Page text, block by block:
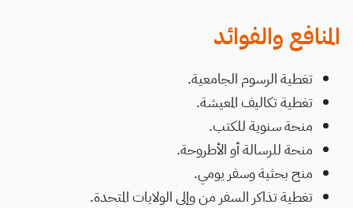
المنافع والفوائد
تغطية الرسوم الجامعية.
تغطية تكاليف المعيشة.
منحة سنوية للكتب.
منحة للرسالة أو الأطروحة.
منح بحثية وسفر يومي.
تغطية تذاكر السفر من وإلى الولايات المتحدة.